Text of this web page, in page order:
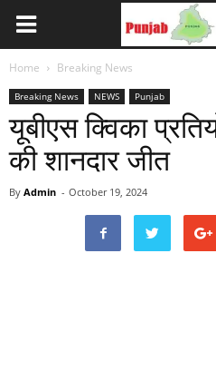
Home Breaking News
Breaking News NEWS Punjab
यूबीएस क्विका
की शानदार जीत
By Admin - October 19, 2024